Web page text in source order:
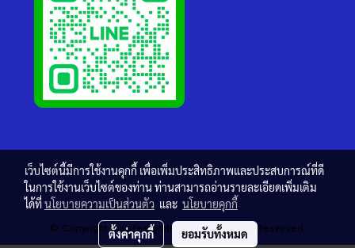
© Copyright thaisteelgrating.com All Rights Reserved.
เว็บไซต์นี้มีการใช้งานคุกกี้ เพื่อเพิ่มประสิทธิภาพและประสบการณ์ที่ดี
ในการใช้งานเว็บไซต์ของท่าน ท่านสามารถอ่านรายละเอียดเพิ่มเติม
ได้ที่นโยบายความเป็นส่วนตัว และ นโยบายคุกกี้
ตั้งค่าคุกกี้ ยอมรับทั้งหมด